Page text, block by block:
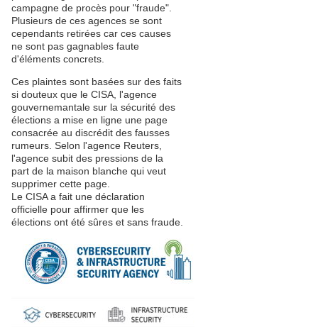
campagne de procès pour "fraude".
Plusieurs de ces agences se sont
cependants retirées car ces causes
ne sont pas gagnables faute
d'éléments concrets.
Ces plaintes sont basées sur des faits
si douteux que le CISA, l'agence
gouvernemantale sur la sécurité des
élections a mise en ligne une page
consacrée au discrédit des fausses
rumeurs. Selon l'agence Reuters,
l'agence subit des pressions de la
part de la maison blanche qui veut
supprimer cette page.
Le CISA a fait une déclaration
officielle pour affirmer que les
élections ont été sûres et sans fraude.